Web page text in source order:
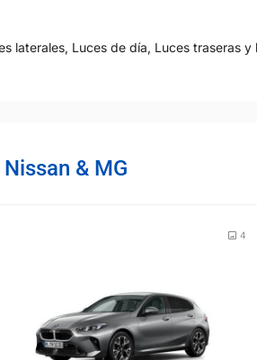
laterales, Luces de día, Luces traseras y
& MG
4